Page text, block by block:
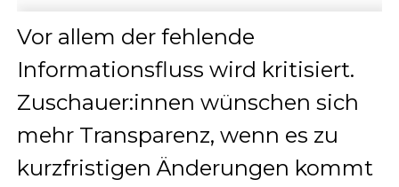
Vor allem der fehlende
Informationsfluss wird kritisiert.
Zuschauer:innen wünschen sich
mehr Transparenz, wenn es zu
kurzfristigen Änderungen kommt